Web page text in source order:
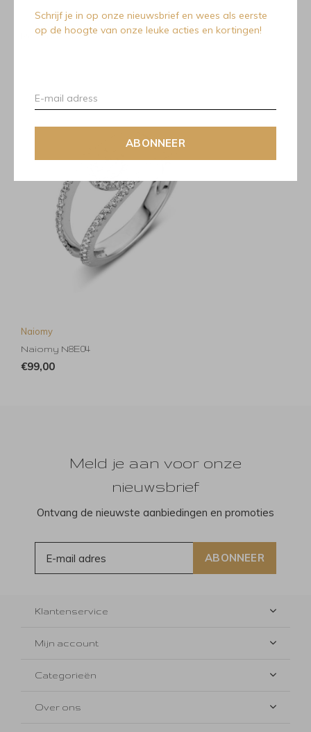
Schrijf je in op onze nieuwsbrief en wees als eerste
op de hoogte van onze leuke acties en kortingen!
ABONNEER
Recente artikelen
Naiomy
Naiomy N8E04
€99,00
Meld je aan voor onze
nieuwsbrief
Ontvang de nieuwste aanbiedingen en promoties
ABONNEER
Klantenservice
Mijn account
Categorieën
Over ons